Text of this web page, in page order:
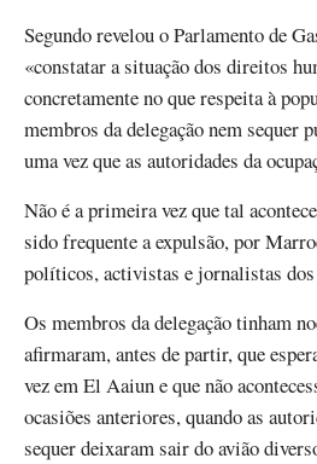
Segundo revelou o Parlamento de
«constatar a situação dos direitos
concretamente no que respeita à
membros da delegação nem sequer
uma vez que as autoridades da
Não é a primeira vez que tal
sido frequente a expulsão, por
políticos, activistas e jornalistas
Os membros da delegação tinham
afirmaram, antes de partir, que
vez em El Aaiun e que não
ocasiões anteriores, quando as
sequer deixaram sair do avião